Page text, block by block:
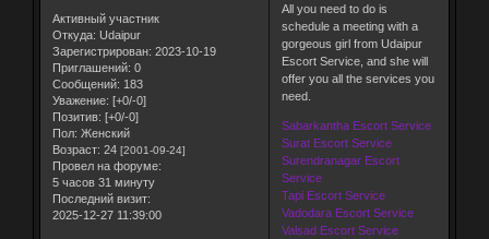
Активный участник
Откуда: Udaipur
Зарегистрирован: 2023-10-19
Приглашений: 0
Сообщений: 183
Уважение: [+0/-0]
Позитив: [+0/-0]
Пол: Женский
Возраст: 24 [2001-09-24]
Провел на форуме:
5 часов 31 минуту
Последний визит:
2025-12-27 11:39:00
All you need to do is
schedule a meeting with a
gorgeous girl from Udaipur
Escort Service, and she will
offer you all the services you
need.
Sabarkantha Escort Service
Surat Escort Service
Surendranagar Escort
Service
Tapi Escort Service
Vadodara Escort Service
Valsad Escort Service